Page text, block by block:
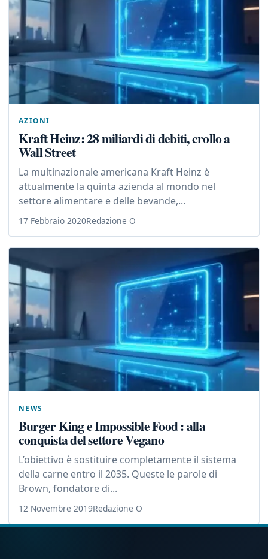
AZIONI
Kraft Heinz: 28 miliardi di debiti, crollo a
Wall Street
La multinazionale americana Kraft Heinz è
attualmente la quinta azienda al mondo nel
settore alimentare e delle bevande,...
17 Febbraio 2020Redazione O
NEWS
Burger King e Impossible Food : alla
conquista del settore Vegano
L’obiettivo è sostituire completamente il sistema
della carne entro il 2035. Queste le parole di
Brown, fondatore di...
12 Novembre 2019Redazione O